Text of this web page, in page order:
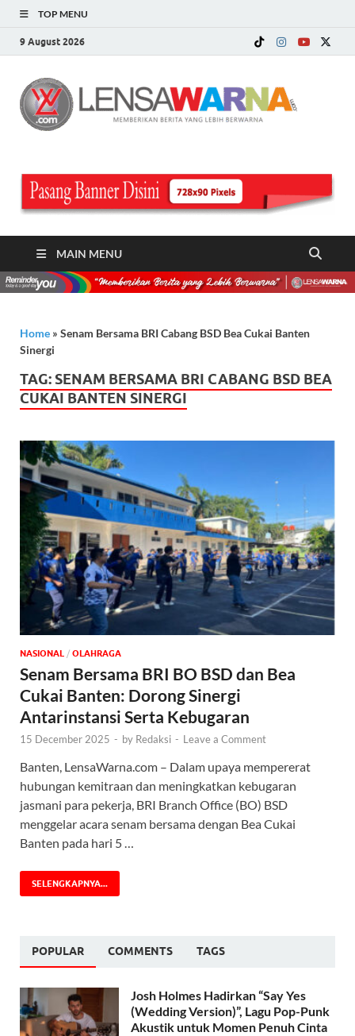
TOP MENU
9 August 2026
MAIN MENU
Home » Senam Bersama BRI Cabang BSD Bea Cukai Banten
Sinergi
TAG: SENAM BERSAMA BRI CABANG BSD BEA
CUKAI BANTEN SINERGI
NASIONAL / OLAHRAGA
Senam Bersama BRI BO BSD dan Bea
Cukai Banten: Dorong Sinergi
Antarinstansi Serta Kebugaran
15 December 2025 - by Redaksi - Leave a Comment
Banten, LensaWarna.com – Dalam upaya mempererat
hubungan kemitraan dan meningkatkan kebugaran
jasmani para pekerja, BRI Branch Office (BO) BSD
menggelar acara senam bersama dengan Bea Cukai
Banten pada hari 5 …
SELENGKAPNYA...
POPULAR COMMENTS TAGS
Josh Holmes Hadirkan “Say Yes
(Wedding Version)”, Lagu Pop-Punk
Akustik untuk Momen Penuh Cinta